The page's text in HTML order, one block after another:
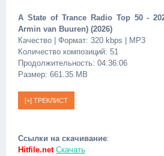
A State of Trance Radio Top 50 -
Armin van Buuren) (2026)
Качество | Формат: 320 kbps | MP3
Количество композиций: 51
Продолжительность: 04:36:06
Размер: 661.35 MB
Ссылки на скачивание:
Hitfile.net Скачать